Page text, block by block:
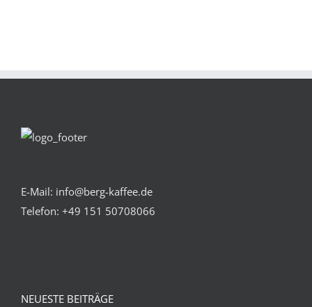
E-Mail: info@berg-kaffee.de
Telefon: +49 151 50708066
NEUESTE BEITRÄGE